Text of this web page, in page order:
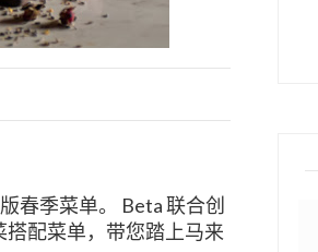
春季菜单。 Beta联合创
搭配菜单，带您踏上马来